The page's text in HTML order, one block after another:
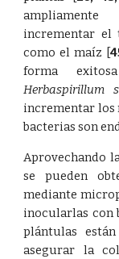
incrementar el
como el maíz [
forma
Herbaspirillum
incrementar los
bacterias son
Aprovechando
se pueden
mediante
inocularlas con
plántulas
asegurar la